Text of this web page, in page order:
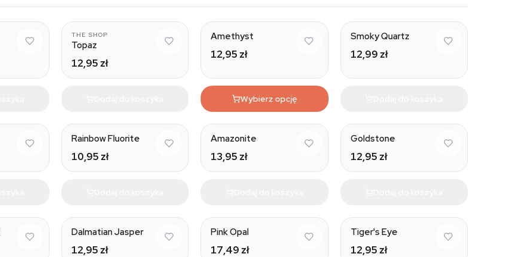
Natural Natural
THE SHOP
Topaz
12,95 zł
Amethyst
12,95 zł
Wybierz opcję
Smoky Quartz
12,99 zł
Rainbow Fluorite
10,95 zł
Amazonite
13,95 zł
Goldstone
12,95 zł
Dalmatian Jasper
12,95 zł
Pink Opal
17,49 zł
Tiger's Eye
12,95 zł